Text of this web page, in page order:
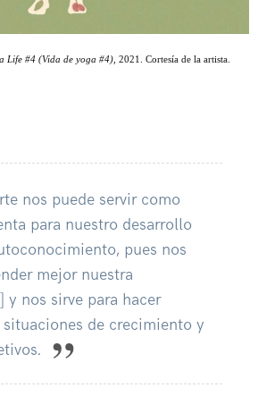
Life #4 (Vida de yoga #4), 2021. Cortesía de la artista.
nos puede servir como
para nuestro desarrollo
pues nos
mejor nuestra
y nos sirve para hacer
situaciones de crecimiento y